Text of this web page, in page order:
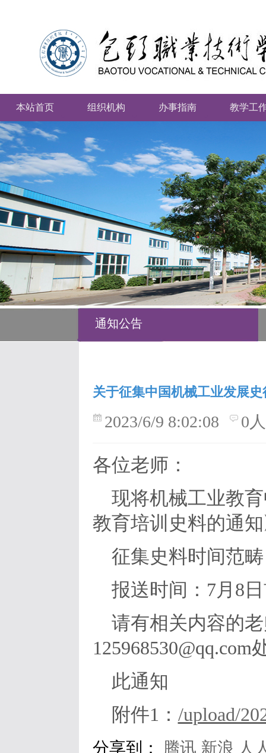
本站首页 组织机构 办事指南 教学工
通知公告
关于征集中国机械工业发展
2023/6/9 8:02:08 0
各位老师：
现将机械工业教育
教育培训史料的通
征集史料时间范畴
报送时间：7月8
请有相关内容的老
此通知
附件1： /upload/
分享到： 腾讯 新浪 人